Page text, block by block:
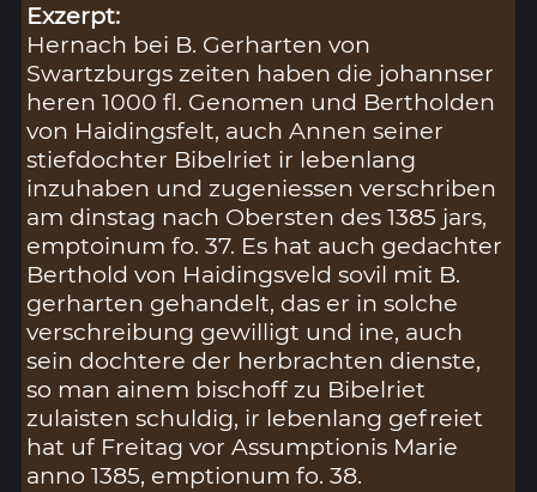
Exzerpt:
Hernach bei B. Gerharten von
Swartzburgs zeiten haben die johannser
heren 1000 fl. Genomen und Bertholden
von Haidingsfelt, auch Annen seiner
stiefdochter Bibelriet ir lebenlang
inzuhaben und zugeniessen verschriben
am dinstag nach Obersten des 1385 jars,
emptoinum fo. 37. Es hat auch gedachter
Berthold von Haidingsveld sovil mit B.
gerharten gehandelt, das er in solche
verschreibung gewilligt und ine, auch
sein dochtere der herbrachten dienste,
so man ainem bischoff zu Bibelriet
zulaisten schuldig, ir lebenlang gefreiet
hat uf Freitag vor Assumptionis Marie
anno 1385, emptionum fo. 38.